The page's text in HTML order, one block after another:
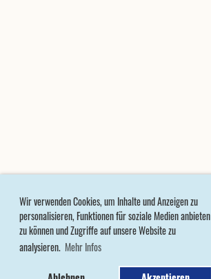
Wir verwenden Cookies, um Inhalte und Anzeigen zu
personalisieren, Funktionen für soziale Medien anbieten
zu können und Zugriffe auf unsere Website zu
analysieren. Mehr Infos